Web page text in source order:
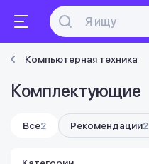
Компьютерная техника
Комплектующие
Все2 Рекомендации2